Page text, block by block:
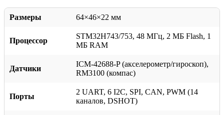
Размеры 64×46×22 мм
Процессор
STM32H743/753, 48 МГц, 2 МБ Flash, 1
МБ RAM
Датчики
ICM-42688-P (акселерометр/гироскоп),
RM3100 (компас)
Порты
2 UART, 6 I2C, SPI, CAN, PWM (14
каналов, DSHOT)